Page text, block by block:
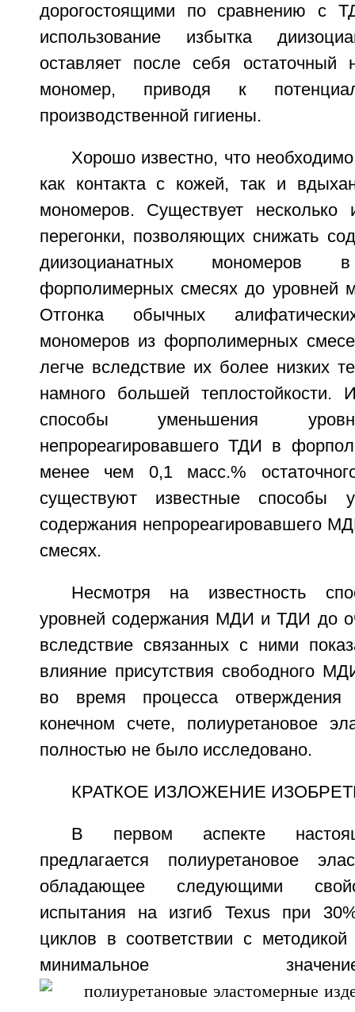
дорогостоящими по сравнению
использование избытка
оставляет после себя остаточный
мономер, приводя к
производственной гигиены.
Хорошо известно, что
как контакта с кожей, так и
мономеров. Существует несколько
перегонки, позволяющих снижать
диизоцианатных мономеров в
форполимерных смесях до уровней
Отгонка обычных
мономеров из форполимерных
легче вследствие их более низких
намного большей теплостойкости.
способы уменьшения
непрореагировавшего ТДИ в
менее чем 0,1 масс.%
существуют известные способы
содержания непрореагировавшего
смесях.
Несмотря на известность
уровней содержания МДИ и ТДИ до
вследствие связанных с ними
влияние присутствия свободного
во время процесса
конечном счете, полиуретановое
полностью не было исследовано.
КРАТКОЕ ИЗЛОЖЕНИЕ
В первом аспекте
предлагается полиуретановое
обладающее следующими
испытания на изгиб Texus при
циклов в соответствии с
минимальное